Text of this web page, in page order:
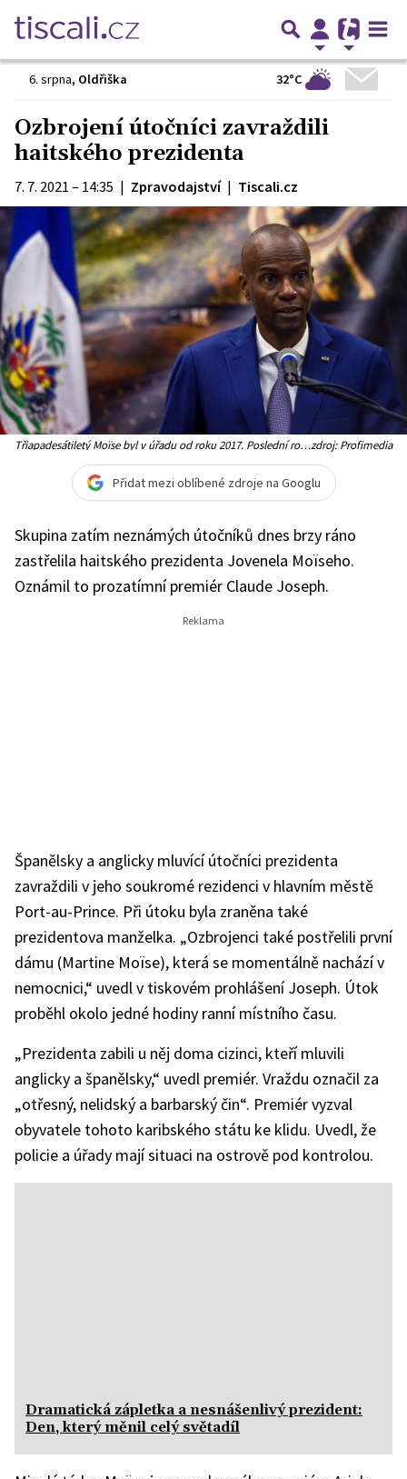
6. srpna, Oldřiška 32°C
Ozbrojení útočníci zavraždili
haitského prezidenta
7. 7. 2021 – 14:35 | Zpravodajství | Tiscali.cz
Třiapadesátiletý Moïse byl v úřadu od roku 2017. Poslední roky
na krizi, ve které se Haiti nachází
zdroj: Profimedia
Přidat mezi oblíbené zdroje na Googlu
Skupina zatím neznámých útočníků dnes brzy ráno
zastřelila haitského prezidenta Jovenela Moïseho.
Oznámil to prozatímní premiér Claude Joseph.
Španělsky a anglicky mluvící útočníci prezidenta
zavraždili v jeho soukromé rezidenci v hlavním městě
Port-au-Prince. Při útoku byla zraněna také
prezidentova manželka. „Ozbrojenci také postřelili první
dámu (Martine Moïse), která se momentálně nachází v
nemocnici,“ uvedl v tiskovém prohlášení Joseph. Útok
proběhl okolo jedné hodiny ranní místního času.
„Prezidenta zabili u něj doma cizinci, kteří mluvili
anglicky a španělsky,“ uvedl premiér. Vraždu označil za
„otřesný, nelidský a barbarský čin“. Premiér vyzval
obyvatele tohoto karibského státu ke klidu. Uvedl, že
policie a úřady mají situaci na ostrově pod kontrolou.
Dramatická zápletka a nesnášenlivý prezident:
Den, který měnil celý světadíl